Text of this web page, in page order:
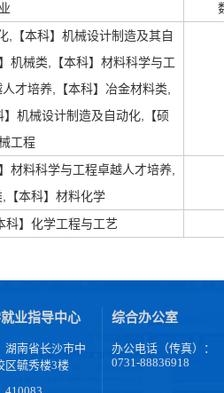
,【本科】机械设计制造及其自
机械类,【本科】材料科学与工
才培养,【本科】冶金材料类,
】机械设计制造及自动化,【硕
工程
材料科学与工程卓越人才培养,
,【本科】材料化学
科】化学工程与工艺
业指导中心
湖南省长沙市中
区毓秀楼3楼
综合办公室
办公电话（传真）：
0731-88836918